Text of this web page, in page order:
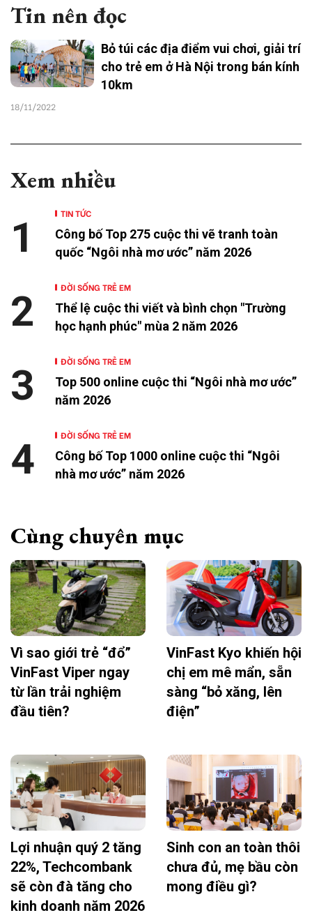
Tin nên đọc
Bỏ túi các địa điểm vui chơi, giải trí
cho trẻ em ở Hà Nội trong bán kính
10km
18/11/2022
Xem nhiều
TIN TỨC
Công bố Top 275 cuộc thi vẽ tranh toàn
quốc “Ngôi nhà mơ ước” năm 2026
1
ĐỜI SỐNG TRẺ EM
Thể lệ cuộc thi viết và bình chọn "Trường
học hạnh phúc" mùa 2 năm 2026
2
ĐỜI SỐNG TRẺ EM
Top 500 online cuộc thi “Ngôi nhà mơ ước”
năm 2026
3
ĐỜI SỐNG TRẺ EM
Công bố Top 1000 online cuộc thi “Ngôi
nhà mơ ước” năm 2026
4
Cùng chuyên mục
Vì sao giới trẻ “đổ”
VinFast Viper ngay
từ lần trải nghiệm
đầu tiên?
VinFast Kyo khiến hội
chị em mê mẩn, sẵn
sàng “bỏ xăng, lên
điện”
Lợi nhuận quý 2 tăng
22%, Techcombank
sẽ còn đà tăng cho
kinh doanh năm 2026
Sinh con an toàn thôi
chưa đủ, mẹ bầu còn
mong điều gì?